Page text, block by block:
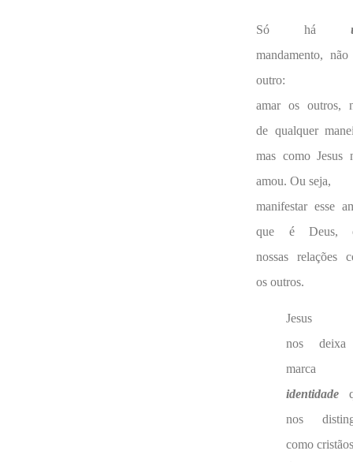
Só há
mandamento,
outro:
amar os outros,
de qualquer
mas como Jesus
amou. Ou seja,
manifestar esse
que é Deus,
nossas relações
os outros.
Jesus
nos
marca
identidade
nos
como